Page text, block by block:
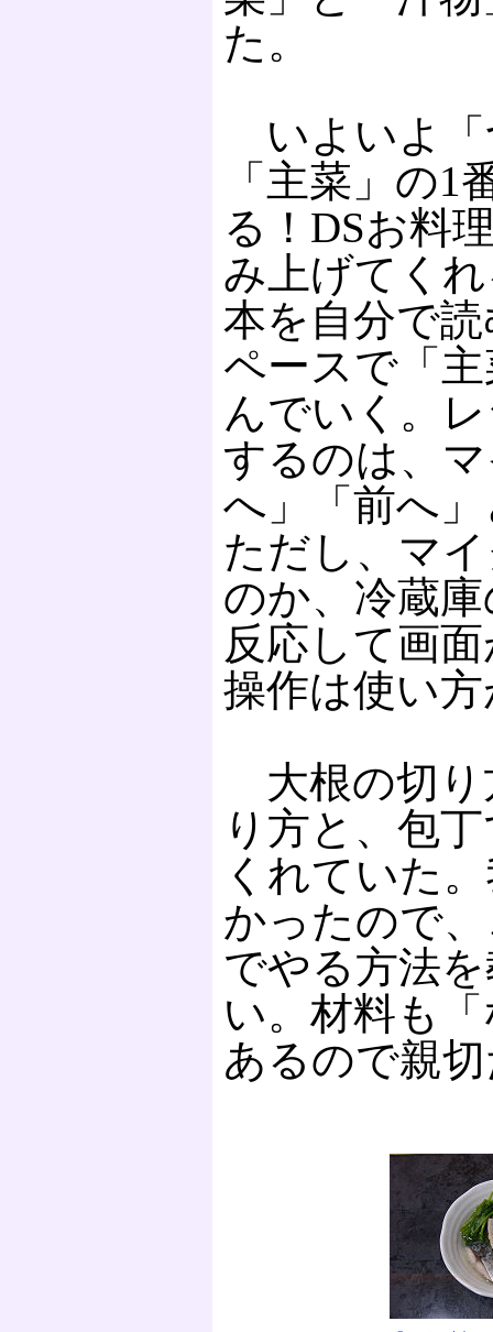
た。
いよいよ「
「主菜」の
る！DSお料
み上げてく
本を自分で
ペースで「
んでいく。
するのは、
へ」「前へ
ただし、マ
のか、冷蔵
反応して画
操作は使い
大根の切り
り方と、包
くれていた
かったので
でやる方法
い。材料も
あるので親